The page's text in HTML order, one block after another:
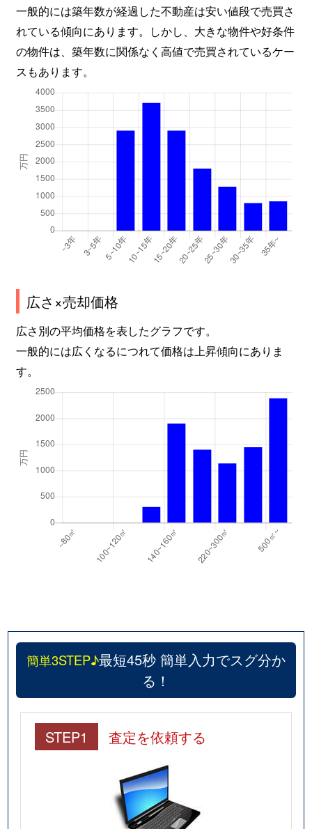
一般的には築年数が経過した不動産は安い値段で売買さ
れている傾向にあります。しかし、大きな物件や好条件
の物件は、築年数に関係なく高値で売買されているケー
スもあります。
広さ×売却価格
広さ別の平均価格を表したグラフです。
一般的には広くなるにつれて価格は上昇傾向にありま
す。
簡単3STEP♪最短45秒 簡単入力でスグ分か
る！
STEP1 査定を依頼する